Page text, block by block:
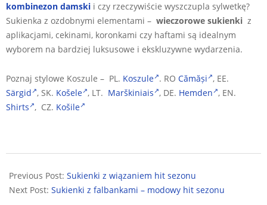
kombinezon damski i czy rzeczywiście wyszczupla sylwetkę?
Sukienka z ozdobnymi elementami – wieczorowe sukienki z
aplikacjami, cekinami, koronkami czy haftami są idealnym
wyborem na bardziej luksusowe i ekskluzywne wydarzenia.
Poznaj stylowe Koszule – PL. Koszule . RO Cămăși , EE.
Särgid , SK. Košele , LT. Marškiniais , DE. Hemden , EN.
Shirts , CZ. Košile
09-
09
Previous Post: Sukienki z wiązaniem hit sezonu
Next Post: Sukienki z falbankami – modowy hit sezonu